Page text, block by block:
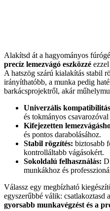
Alakítsd át a hagyományos
precíz lemezvágó eszközzé
A hatszög szárú kialakítás stabil
irányíthatóbb, a munka pedig
barkácsprojektről, akár
Univerzális
és tokmányos
Kifejezetten
és pontos darabolásához.
Stabil rögzítés: biztosabb
kontrolláltabb vágásokért.
Sokoldalú felhasználás:
munkákhoz és
Válassz egy megbízható
egyszerűbbé válik: csatlakoztasd
gyorsabb munkavégzést és a